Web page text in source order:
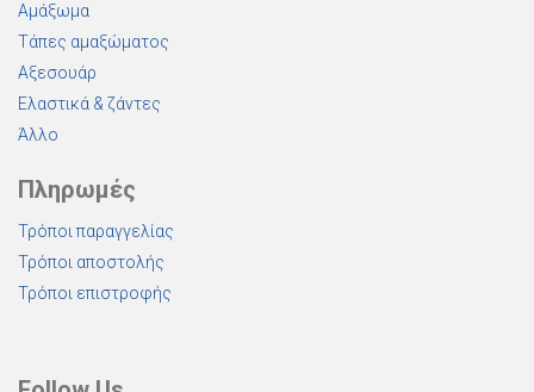
Αμάξωμα
Τάπες αμαξώματος
Αξεσουάρ
Ελαστικά & ζάντες
Άλλο
Πληρωμές
Τρόποι παραγγελίας
Τρόποι αποστολής
Τρόποι επιστροφής